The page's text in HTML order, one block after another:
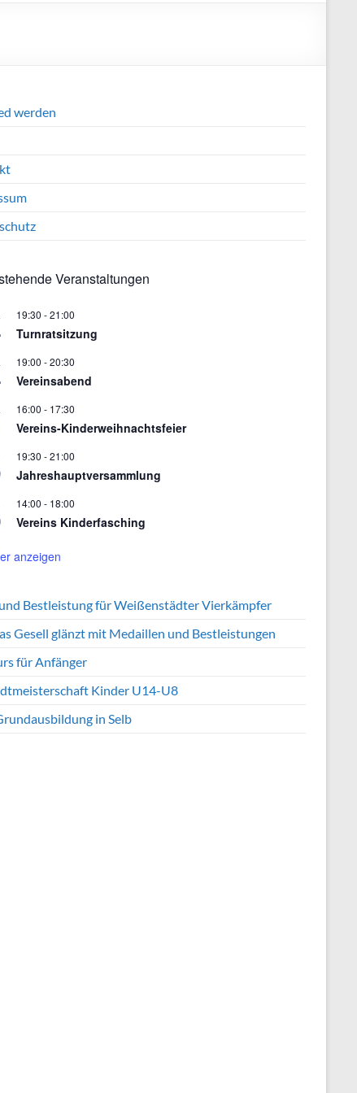
werden
Veranstaltungen
19:30 -21:00
Turnratsitzung
19:00 -20:30
Vereinsabend
16:00 - 17:30
Vereins-Kinderweihnachtsfeier
19:30 -21:00
Jahreshauptversammlung
14:00 - 18:00
Vereins Kinderfasching
anzeigen
Bestleistung für Weißenstädter Vierkämpfer
Gesell glänzt mit Medaillen und Bestleistungen
für Anfänger
Kinder U14-U8
in Selb